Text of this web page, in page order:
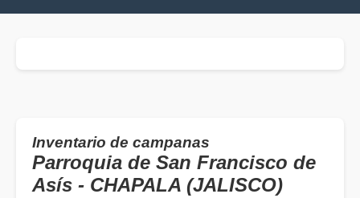
Inventario de campanas
Parroquia de San Francisco de
Asís - CHAPALA (JALISCO)